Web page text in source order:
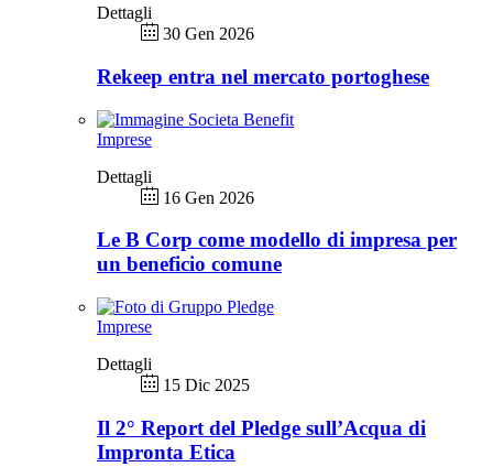
Dettagli
30 Gen 2026
Rekeep entra nel mercato portoghese
Imprese
Dettagli
16 Gen 2026
Le B Corp come modello di impresa per
un beneficio comune
Imprese
Dettagli
15 Dic 2025
Il 2° Report del Pledge sull’Acqua di
Impronta Etica